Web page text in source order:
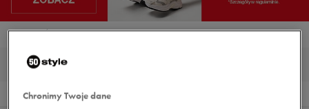
STRONA GŁÓWNA NIKE LEGEND ESSENTIAL
0
Wyników
Chronimy Twoje dane